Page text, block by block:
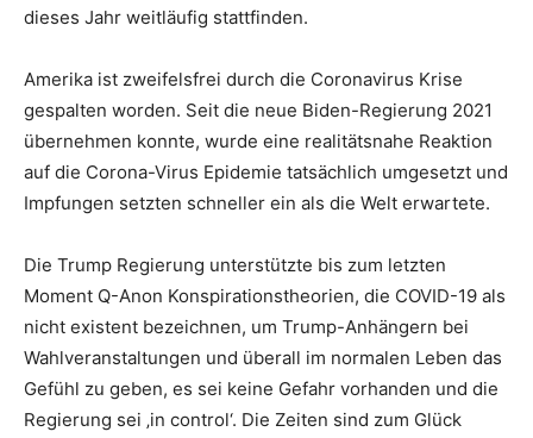
dieses Jahr weitläufig stattfinden.
Amerika ist zweifelsfrei durch die Coronavirus Krise
gespalten worden. Seit die neue Biden-Regierung 2021
übernehmen konnte, wurde eine realitätsnahe Reaktion
auf die Corona-Virus Epidemie tatsächlich umgesetzt und
Impfungen setzten schneller ein als die Welt erwartete.
Die Trump Regierung unterstützte bis zum letzten
Moment Q-Anon Konspirationstheorien, die COVID-19 als
nicht existent bezeichnen, um Trump-Anhängern bei
Wahlveranstaltungen und überall im normalen Leben das
Gefühl zu geben, es sei keine Gefahr vorhanden und die
Regierung sei ‚in control‘. Die Zeiten sind zum Glück